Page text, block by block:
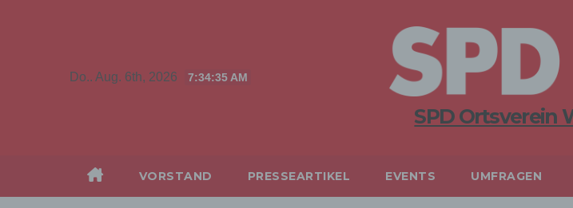
Do.. Aug. 6th, 2026
7:34:35 AM
SPD Ortsverein
VORSTAND PRESSEARTIKEL EVENTS UMFRAGEN